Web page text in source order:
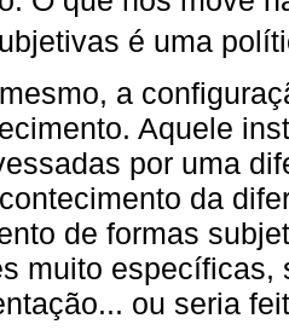
é uma
a
Aquele
por uma
da
de formas
muito específicas,
ou seria